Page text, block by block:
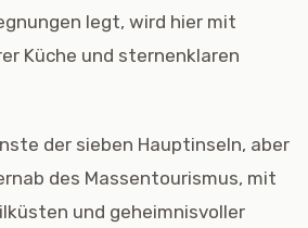
legt, wird hier mit
Küche und sternenklaren
der sieben Hauptinseln, aber
des Massentourismus, mit
und geheimnisvoller